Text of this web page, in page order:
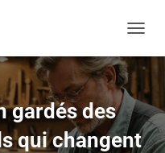
gardés des
qui changent